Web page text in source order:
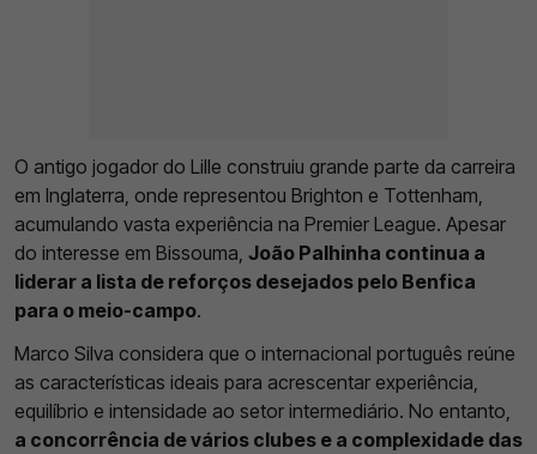
O antigo jogador do Lille construiu grande parte da carreira
em Inglaterra, onde representou Brighton e Tottenham,
acumulando vasta experiência na Premier League. Apesar
do interesse em Bissouma, João Palhinha continua a
liderar a lista de reforços desejados pelo Benfica
para o meio-campo.
Marco Silva considera que o internacional português reúne
as características ideais para acrescentar experiência,
equilíbrio e intensidade ao setor intermediário. No entanto,
a concorrência de vários clubes e a complexidade das